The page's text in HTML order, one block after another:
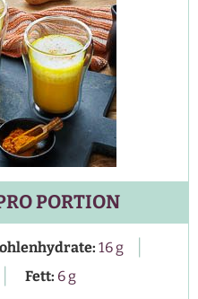
PORTION
16g |
| Fett: 6g